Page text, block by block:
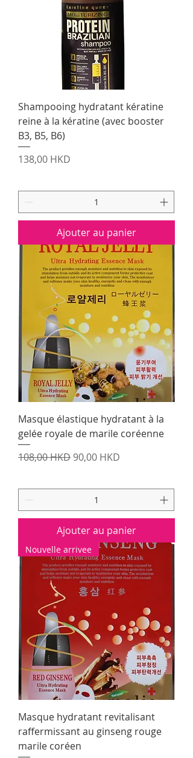
Shampooing hydratant kératine
reine à la kératine (avec booster
B3, B5, B6)
Prix
138,00 HKD
Ajouter au panier
Masque élastique hydratant à la
gelée royale de marile coréenne
Prix original
108,00 HKD Prix promotionnel
90,00 HKD
Ajouter au panier
Nouvelle arrivee
Masque hydratant revitalisant
raffermissant au ginseng rouge
marile coréen